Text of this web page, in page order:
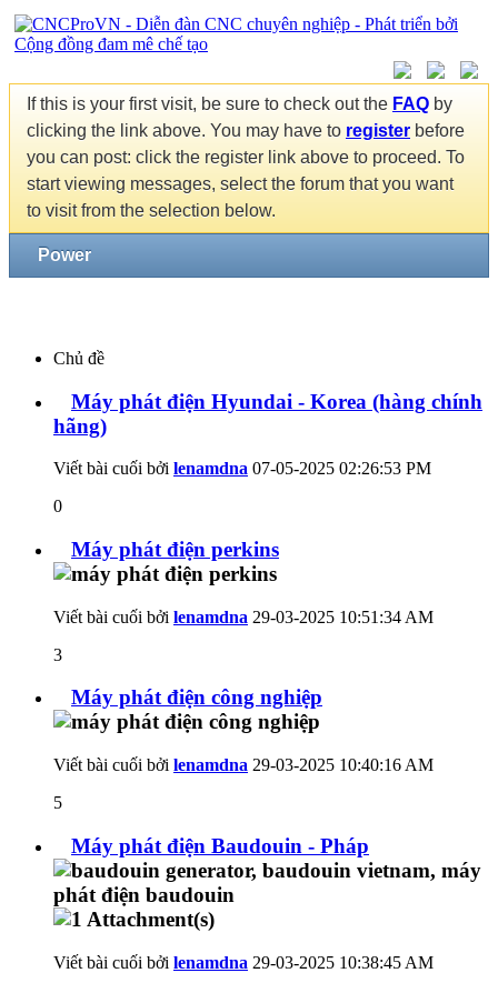
If this is your first visit, be sure to check out the FAQ by
clicking the link above. You may have to register before
you can post: click the register link above to proceed. To
start viewing messages, select the forum that you want
to visit from the selection below.
Power
Chủ đề
Máy phát điện Hyundai - Korea (hàng chính
hãng)
Viết bài cuối bởi lenamdna 07-05-2025 02:26:53 PM
0
Máy phát điện perkins
Viết bài cuối bởi lenamdna 29-03-2025 10:51:34 AM
3
Máy phát điện công nghiệp
Viết bài cuối bởi lenamdna 29-03-2025 10:40:16 AM
5
Máy phát điện Baudouin - Pháp
Viết bài cuối bởi lenamdna 29-03-2025 10:38:45 AM